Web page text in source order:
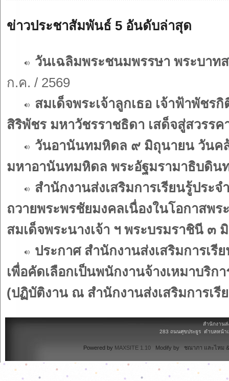
ข่าวประชาสัมพันธ์ 5 อันดับล่าสุด
วันเฉลิมพระชนมพรรษา พระบาท
ก.ค. / 2569
สมเด็จพระเจ้าลูกเธอ เจ้าฟ้าพัช
สิริพัชร มหาวัชรราชธิดา เสด็จสู่สวรรค
วันอานันทมหิดล ๙ มิถุนายน วันค
มหาอานันทมหิดล พระอัฐมรามาธิบดิน
สำนักงานส่งเสริมการเรียนรู้ประ
ถวายพระพรชัยมงคลเนื่องในโอกาสพ
สมเด็จพระนางเจ้า ฯ พระบรมราชินี ๓
ประกาศ สำนักงานส่งเสริมการเรี
เพื่อคัดเลือกเป็นพนักงานจ้างเหมาบริ
(ปฏิบัติงาน ณ สำนักงานส่งเสริมการเรี
สำนักงานส่
283 ถนนศุขประยูร ตำบลหน้า
Powered by MAXSITE 1.10 Modify by ชณาภา และไหม